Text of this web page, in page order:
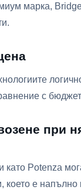
марка,
с
при
като Potenza
което е